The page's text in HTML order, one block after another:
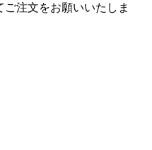
注文をお願いいたしま